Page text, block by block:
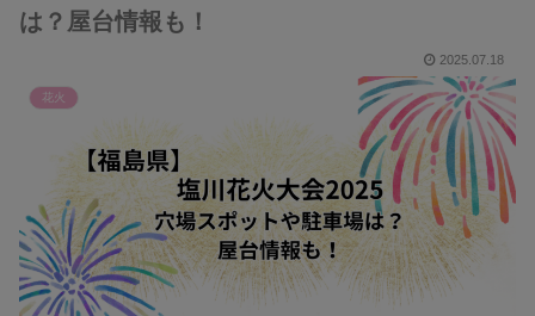
は？屋台情報も！
2025.07.18
花火